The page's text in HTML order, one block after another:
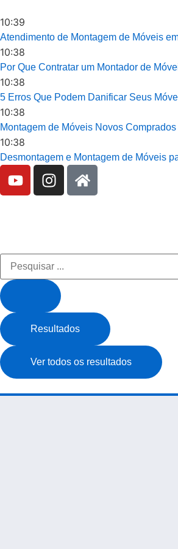
10:39
Atendimento de Montagem de Móveis
10:38
Por Que Contratar um Montador de
10:38
5 Erros Que Podem Danificar Seus
10:38
Montagem de Móveis Novos
10:38
Desmontagem e Montagem de Móveis
Resultados
Ver todos os resultados